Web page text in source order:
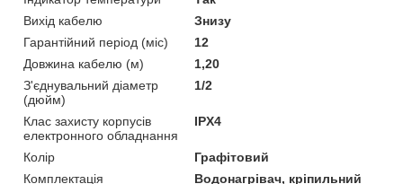
Вихід кабелю
Знизу
Гарантійний період (міс)
12
Довжина кабелю (м)
1,20
З'єднувальний діаметр
(дюйм)
1/2
Клас захисту корпусів
електронного обладнання
IPX4
Колір
Графітовий
Комплектація
Водонагрівач, кріпильний